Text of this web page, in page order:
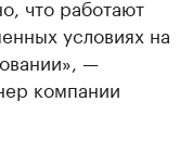
что работают
условиях на
—
компании